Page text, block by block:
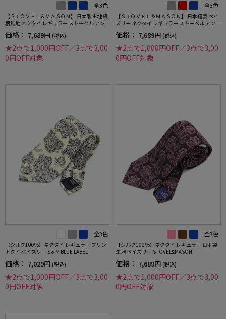
全3色
【ＳＴＯＶＥＬ＆ＭＡＳＯＮ】 日本製生地 織
柄無地 ネクタイ レギュラー ストーベル アンド
メイソン 春夏
価格： 7,689円 (税込)
★2点で1,000円OFF／3点で3,00
0円OFF対象
全3色
【ＳＴＯＶＥＬ＆ＭＡＳＯＮ】 日本縫製 ペイ
ズリー ネクタイ レギュラー ストーベル アンド
メイソン 春夏
価格： 7,689円 (税込)
★2点で1,000円OFF／3点で3,00
0円OFF対象
全3色
【シルク100%】ネクタイ レギュラー プリン
トタイ ペイズリー S＆M BLUE LABEL
価格： 7,029円 (税込)
★2点で1,000円OFF／3点で3,00
0円OFF対象
全3色
【シルク100％】ネクタイ レギュラー 日本製
生地 ペイズリー STOVEL&MASON
価格： 7,689円 (税込)
★2点で1,000円OFF／3点で3,00
0円OFF対象